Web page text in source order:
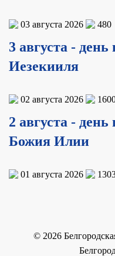
03 августа 2026 480
3 августа -
Иезекииля
02 августа 2026
2 августа -
Божия Илии
01 августа 2026
© 2026